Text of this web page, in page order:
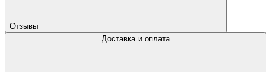
Отзывы
Доставка и оплата